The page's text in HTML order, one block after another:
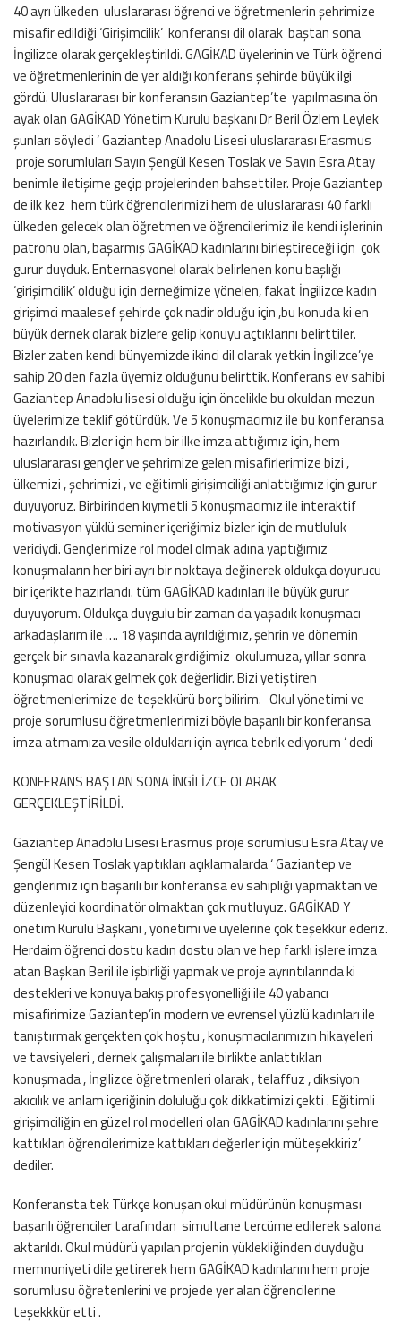
40 ayrı ülkeden uluslararası öğrenci ve öğretmenlerin şehrimize
misafir edildiği ‘Girişimcilik’ konferansı dil olarak baştan sona
İngilizce olarak gerçekleştirildi. GAGİKAD üyelerinin ve Türk öğrenci
ve öğretmenlerinin de yer aldığı konferans şehirde büyük ilgi
gördü. Uluslararası bir konferansın Gaziantep’te yapılmasına ön
ayak olan GAGİKAD Yönetim Kurulu başkanı Dr Beril Özlem Leylek
şunları söyledi ‘ Gaziantep Anadolu Lisesi uluslararası Erasmus
proje sorumluları Sayın Şengül Kesen Toslak ve Sayın Esra Atay
benimle iletişime geçip projelerinden bahsettiler. Proje Gaziantep
de ilk kez hem türk öğrencilerimizi hem de uluslararası 40 farklı
ülkeden gelecek olan öğretmen ve öğrencilerimiz ile kendi işlerinin
patronu olan, başarmış GAGİKAD kadınlarını birleştireceği için çok
gurur duyduk. Enternasyonel olarak belirlenen konu başlığı
‘girişimcilik’ olduğu için derneğimize yönelen, fakat İngilizce kadın
girişimci maalesef şehirde çok nadir olduğu için ,bu konuda ki en
büyük dernek olarak bizlere gelip konuyu açtıklarını belirttiler.
Bizler zaten kendi bünyemizde ikinci dil olarak yetkin İngilizce’ye
sahip 20 den fazla üyemiz olduğunu belirttik. Konferans ev sahibi
Gaziantep Anadolu lisesi olduğu için öncelikle bu okuldan mezun
üyelerimize teklif götürdük. Ve 5 konuşmacımız ile bu konferansa
hazırlandık. Bizler için hem bir ilke imza attığımız için, hem
uluslararası gençler ve şehrimize gelen misafirlerimize bizi ,
ülkemizi , şehrimizi , ve eğitimli girişimciliği anlattığımız için gurur
duyuyoruz. Birbirinden kıymetli 5 konuşmacımız ile interaktif
motivasyon yüklü seminer içeriğimiz bizler için de mutluluk
vericiydi. Gençlerimize rol model olmak adına yaptığımız
konuşmaların her biri ayrı bir noktaya değinerek oldukça doyurucu
bir içerikte hazırlandı. tüm GAGİKAD kadınları ile büyük gurur
duyuyorum. Oldukça duygulu bir zaman da yaşadık konuşmacı
arkadaşlarım ile …. 18 yaşında ayrıldığımız, şehrin ve dönemin
gerçek bir sınavla kazanarak girdiğimiz okulumuza, yıllar sonra
konuşmacı olarak gelmek çok değerlidir. Bizi yetiştiren
öğretmenlerimize de teşekkürü borç bilirim. Okul yönetimi ve
proje sorumlusu öğretmenlerimizi böyle başarılı bir konferansa
imza atmamıza vesile oldukları için ayrıca tebrik ediyorum ‘ dedi
KONFERANS BAŞTAN SONA İNGİLİZCE OLARAK
GERÇEKLEŞTİRİLDİ.
Gaziantep Anadolu Lisesi Erasmus proje sorumlusu Esra Atay ve
Şengül Kesen Toslak yaptıkları açıklamalarda ‘ Gaziantep ve
gençlerimiz için başarılı bir konferansa ev sahipliği yapmaktan ve
düzenleyici koordinatör olmaktan çok mutluyuz. GAGİKAD Y
önetim Kurulu Başkanı , yönetimi ve üyelerine çok teşekkür ederiz.
Herdaim öğrenci dostu kadın dostu olan ve hep farklı işlere imza
atan Başkan Beril ile işbirliği yapmak ve proje ayrıntılarında ki
destekleri ve konuya bakış profesyonelliği ile 40 yabancı
misafirimize Gaziantep’in modern ve evrensel yüzlü kadınları ile
tanıştırmak gerçekten çok hoştu , konuşmacılarımızın hikayeleri
ve tavsiyeleri , dernek çalışmaları ile birlikte anlattıkları
konuşmada , İngilizce öğretmenleri olarak , telaffuz , diksiyon
akıcılık ve anlam içeriğinin doluluğu çok dikkatimizi çekti . Eğitimli
girişimciliğin en güzel rol modelleri olan GAGİKAD kadınlarını şehre
kattıkları öğrencilerimize kattıkları değerler için müteşekkiriz’
dediler.
Konferansta tek Türkçe konuşan okul müdürünün konuşması
başarılı öğrenciler tarafından simultane tercüme edilerek salona
aktarıldı. Okul müdürü yapılan projenin yüklekliğinden duyduğu
memnuniyeti dile getirerek hem GAGİKAD kadınlarını hem proje
sorumlusu öğretenlerini ve projede yer alan öğrencilerine
teşekkkür etti .